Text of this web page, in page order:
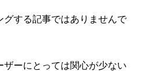
グする記事ではありませんで
ザーにとっては関心が少ない